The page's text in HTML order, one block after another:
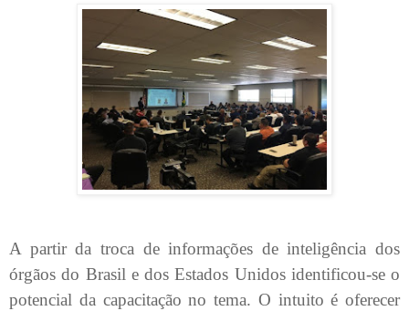
A partir da troca de informações de inteligência dos
órgãos do Brasil e dos Estados Unidos identificou-se o
potencial da capacitação no tema. O intuito é oferecer